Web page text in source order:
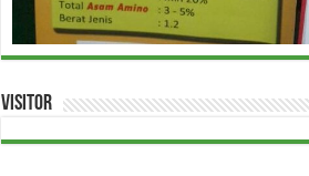
Visitor